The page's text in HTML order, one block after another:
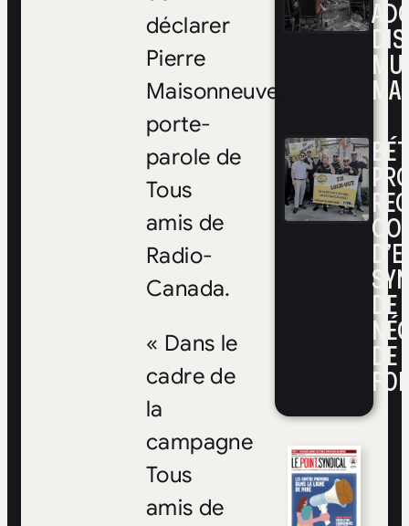
DE
DE
FOI
déclarer
Pierre
Maisonneuve,
porte-
parole de
Tous
amis de
Radio-
Canada.
« Dans le
cadre de
la
campagne
Tous
amis de